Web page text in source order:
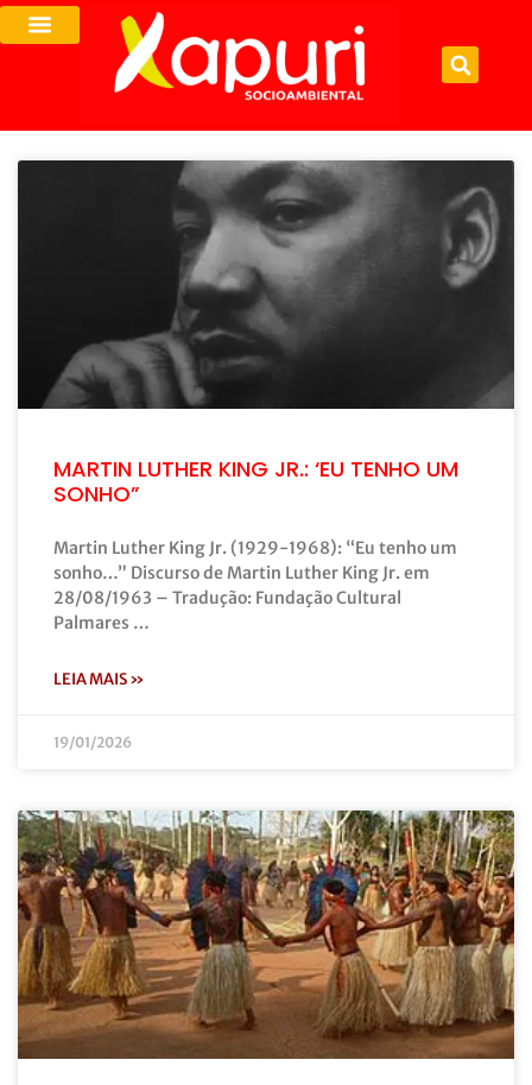
MARTIN LUTHER KING JR.: ‘EU TENHO UM
SONHO”
Martin Luther King Jr. (1929-1968): “Eu tenho um
sonho…” Discurso de Martin Luther King Jr. em
28/08/1963 – Tradução: Fundação Cultural
Palmares …
LEIA MAIS »
19/01/2026